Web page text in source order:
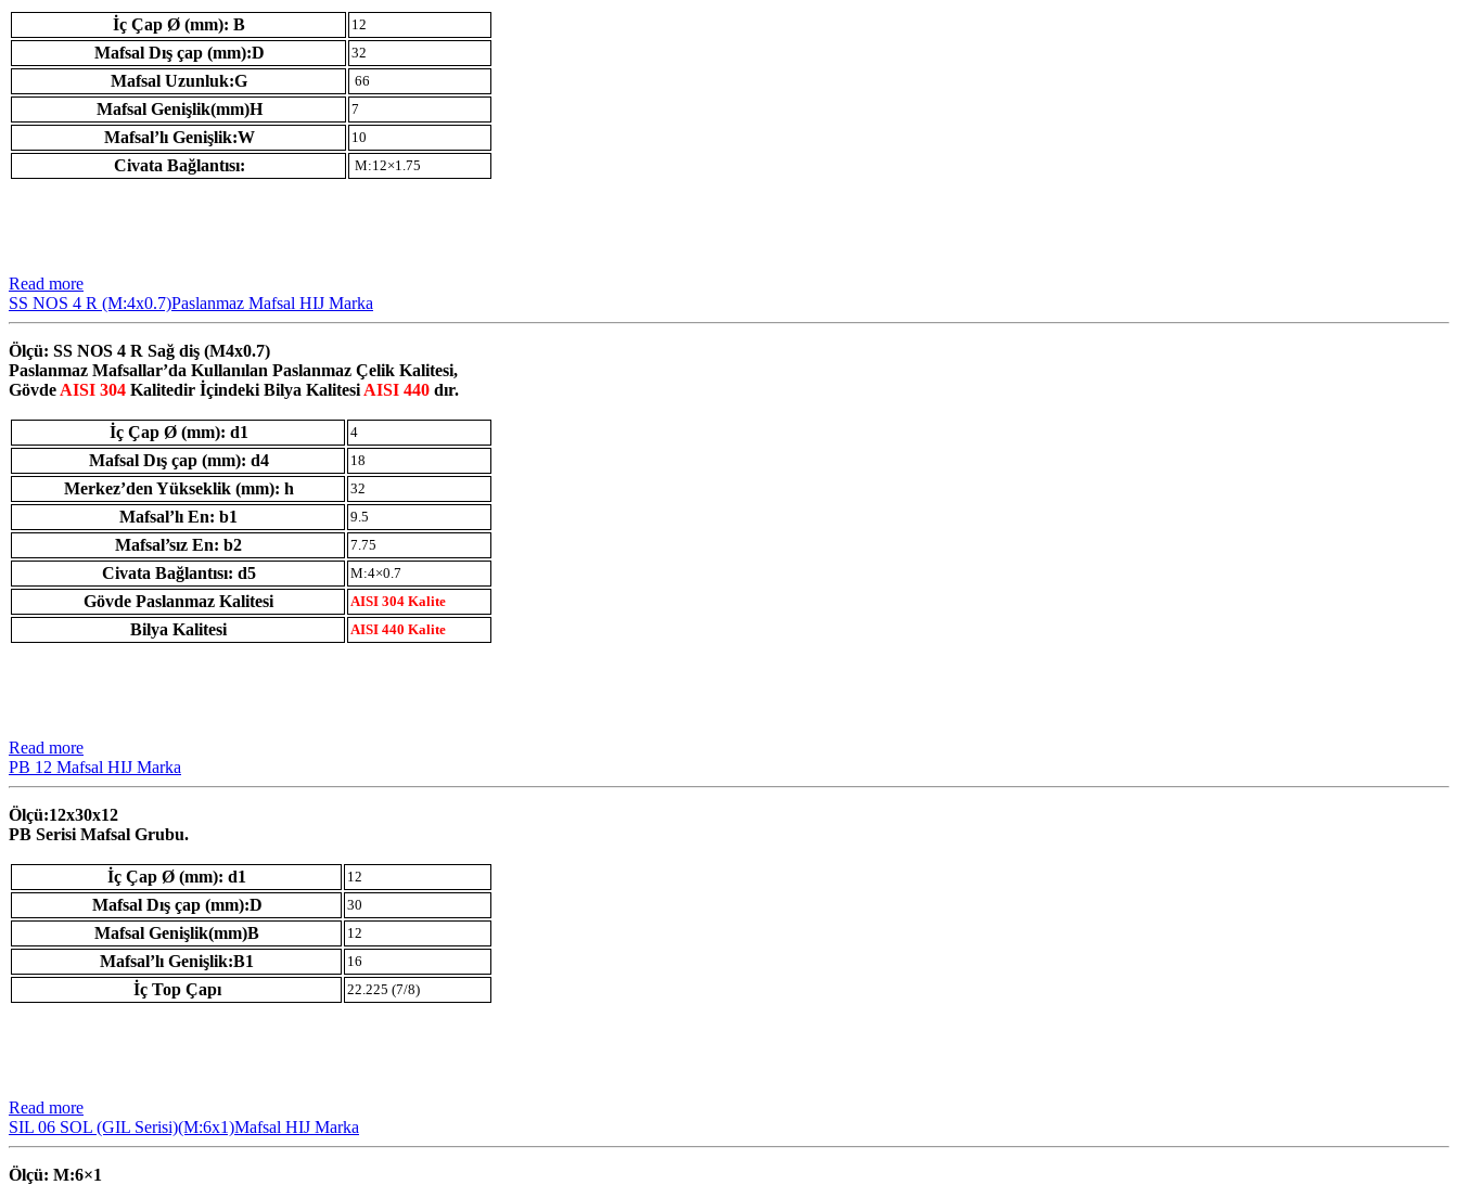
İç Çap Ø (mm): B 12
Mafsal Dış çap (mm):D 32
Mafsal Uzunluk:G 66
Mafsal Genişlik(mm)H 7
Mafsal’lı Genişlik:W 10
Civata Bağlantısı: M:12×1.75
Read more
SS NOS 4 R (M:4x0.7)Paslanmaz Mafsal HIJ Marka
Ölçü: SS NOS 4 R Sağ diş (M4x0.7)
Paslanmaz Mafsallar’da Kullanılan Paslanmaz Çelik Kalitesi,
Gövde AISI 304 Kalitedir İçindeki Bilya Kalitesi AISI 440 dır.
İç Çap Ø (mm): d1 4
Mafsal Dış çap (mm): d4 18
Merkez’den Yükseklik (mm): h 32
Mafsal’lı En: b1 9.5
Mafsal’sız En: b2 7.75
Civata Bağlantısı: d5 M:4×0.7
Gövde Paslanmaz Kalitesi AISI 304 Kalite
Bilya Kalitesi AISI 440 Kalite
Read more
PB 12 Mafsal HIJ Marka
Ölçü:12x30x12
PB Serisi Mafsal Grubu.
İç Çap Ø (mm): d1 12
Mafsal Dış çap (mm):D 30
Mafsal Genişlik(mm)B 12
Mafsal’lı Genişlik:B1 16
İç Top Çapı 22.225 (7/8)
Read more
SIL 06 SOL (GIL Serisi)(M:6x1)Mafsal HIJ Marka
Ölçü: M:6×1